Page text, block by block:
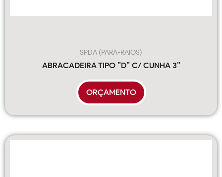
SPDA (PARA-RAIOS)
ABRACADEIRA TIPO ”D” C/ CUNHA 3”
ORÇAMENTO